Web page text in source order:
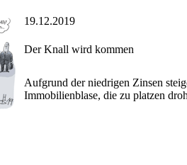
19.12.2019
Der Knall wird kommen
Aufgrund der niedrigen Zinsen
Immobilienblase, die zu platzen